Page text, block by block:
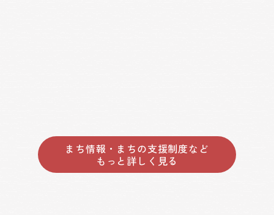
まち情報・まちの支援制度など
もっと詳しく見る